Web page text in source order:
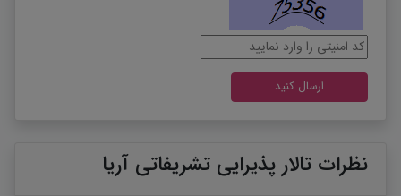
نظرات تالار پذیرایی تشریفاتی آریا